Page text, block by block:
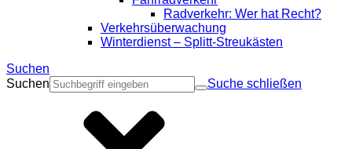
Radverkehr: Wer hat Recht?
Verkehrsüberwachung
Winterdienst – Splitt-Streukästen
Suchen
Suchen
Suche schließen